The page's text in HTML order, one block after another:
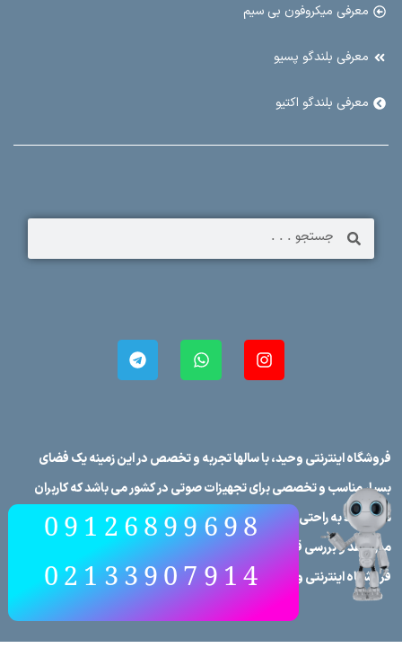
معرفی میکروفون بی سیم
معرفی بلندگو پسیو
معرفی بلندگو اکتیو
فروشگاه اینترنتی وحید، با سالها تجربه و تخصص در این زمینه یک فضای
بسیار مناسب و تخصصی برای تجهیزات صوتی در کشور می باشد که کاربران
می توانند به راحتی برندهای صوتی در کشور را در فروشگاه اینترنتی وحید
مورد نقد و بررسی قرار دهند، علاوه بر این که تمامی محصولات در
فروشگاه اینترنتی وحید دارای مشخصات فنی کامل می‌باشند
09126899698
02133907914